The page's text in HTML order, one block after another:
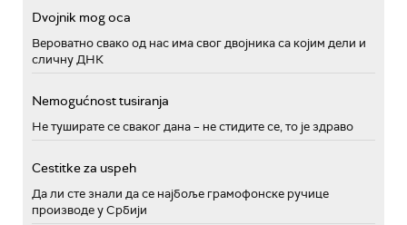
Dvojnik mog oca
Вероватно свако од нас има свог двојника са којим дели и
сличну ДНК
Nemogućnost tusiranja
Не туширате се сваког дана – не стидите се, то је здраво
Cestitke za uspeh
Да ли сте знали да се најбоље грамофонске ручице
производе у Србији